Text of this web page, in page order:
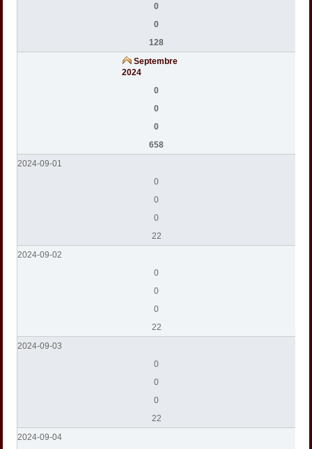
0
0
128
Septembre
2024
0
0
0
658
2024-09-01
0
0
0
22
2024-09-02
0
0
0
22
2024-09-03
0
0
0
22
2024-09-04